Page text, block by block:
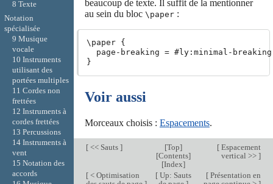
beaucoup de texte. Il suffit de la mentionner
au sein du bloc \paper:
\paper {
  page-breaking = #ly:minimal-breaking
Voir aussi
Morceaux choisis : Espacements.
[<< Sauts ] [Top]
[Contents]
[Index]
[Espacement
vertical >> ]
[< Optimisation
[ Up: Sauts
[Présentation en
8 Texte
Notation
spécialisée
9 Musique
vocale
10 Instruments
utilisant des
portées multiples
11 Cordes non
frettées
12 Instruments à
cordes frettées
13 Percussions
14 Instruments à
vent
15 Notation des
accords